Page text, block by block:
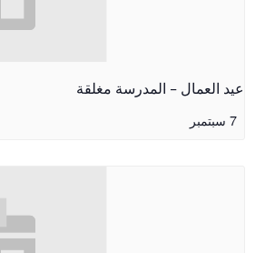
عيد العمال - المدرسة مغلقة
7 سبتمبر